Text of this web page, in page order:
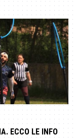
ECCO LE INFO